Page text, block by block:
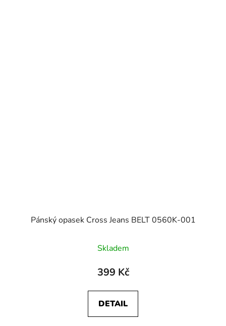
Pánský opasek Cross Jeans BELT 0560K-001
Skladem
399 Kč
DETAIL